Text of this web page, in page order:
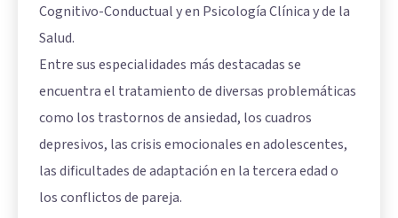
Cognitivo-Conductual y en Psicología Clínica y de la
Salud.
Entre sus especialidades más destacadas se
encuentra el tratamiento de diversas problemáticas
como los trastornos de ansiedad, los cuadros
depresivos, las crisis emocionales en adolescentes,
las dificultades de adaptación en la tercera edad o
los conflictos de pareja.